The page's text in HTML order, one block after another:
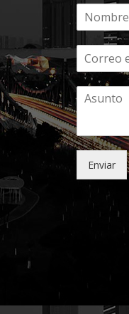
Enviar